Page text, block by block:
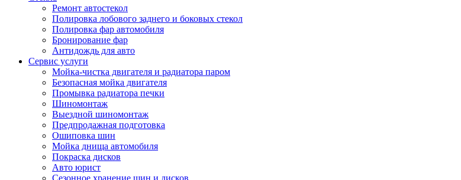
Ремонт автостекол
Полировка лобового заднего и боковых стекол
Полировка фар автомобиля
Бронирование фар
Антидождь для авто
Сервис услуги
Мойка-чистка двигателя и радиатора паром
Безопасная мойка двигателя
Промывка радиатора печки
Шиномонтаж
Выездной шиномонтаж
Предпродажная подготовка
Ошиповка шин
Мойка днища автомобиля
Покраска дисков
Авто юрист
Сезонное хранение шин и дисков